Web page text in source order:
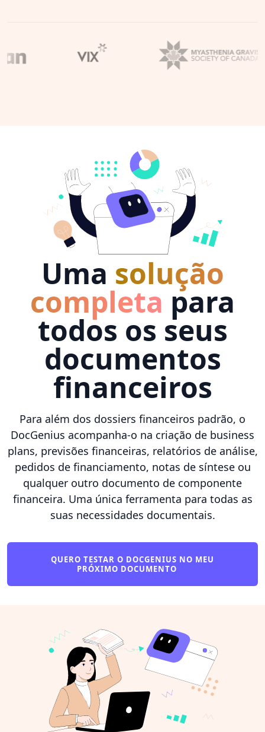
Uma solução
completa para
todos os seus
documentos
financeiros
Para além dos dossiers financeiros padrão, o
DocGenius acompanha-o na criação de business
plans, previsões financeiras, relatórios de análise,
pedidos de financiamento, notas de síntese ou
qualquer outro documento de componente
financeira. Uma única ferramenta para todas as
suas necessidades documentais.
QUERO TESTAR O DOCGENIUS NO MEU
PRÓXIMO DOCUMENTO